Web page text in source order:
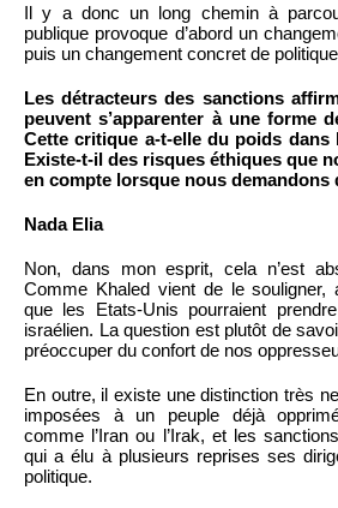
Il y a donc un long chemin à
publique provoque d’abord un
puis un changement concret de
Les détracteurs des sanctions
peuvent s’apparenter à une forme
Cette critique a-t-elle du poids dans
Existe-t-il des risques éthiques que
en compte lorsque nous demandons
Nada Elia
Non, dans mon esprit, cela n’est
Comme Khaled vient de le souligner,
que les Etats-Unis pourraient
israélien. La question est plutôt de
préoccuper du confort de nos
En outre, il existe une distinction très
imposées à un peuple déjà
comme l’Iran ou l’Irak, et les
qui a élu à plusieurs reprises ses
politique.